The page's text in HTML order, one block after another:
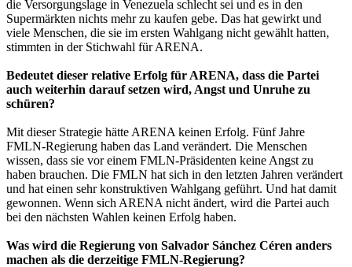
die Versorgungslage in Venezuela schlecht sei und es in den
Supermärkten nichts mehr zu kaufen gebe. Das hat gewirkt und
viele Menschen, die sie im ersten Wahlgang nicht gewählt hatten,
stimmten in der Stichwahl für ARENA.
Bedeutet dieser relative Erfolg für ARENA, dass die Partei
auch weiterhin darauf setzen wird, Angst und Unruhe zu
schüren?
Mit dieser Strategie hätte ARENA keinen Erfolg. Fünf Jahre
FMLN-Regierung haben das Land verändert. Die Menschen
wissen, dass sie vor einem FMLN-Präsidenten keine Angst zu
haben brauchen. Die FMLN hat sich in den letzten Jahren verändert
und hat einen sehr konstruktiven Wahlgang geführt. Und hat damit
gewonnen. Wenn sich ARENA nicht ändert, wird die Partei auch
bei den nächsten Wahlen keinen Erfolg haben.
Was wird die Regierung von Salvador Sánchez Céren anders
machen als die derzeitige FMLN-Regierung?